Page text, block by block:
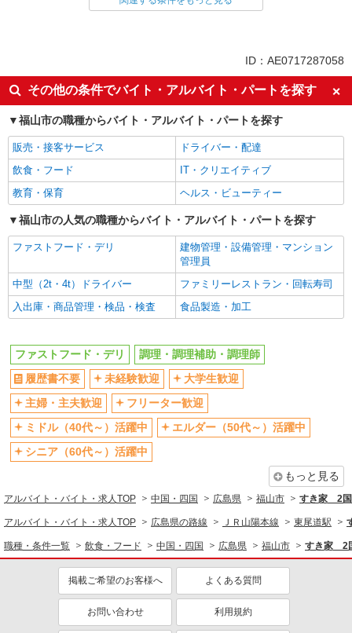
ミドル（40代～）活躍中
週2～3日勤務OK
短時間勤務（1日4h以内）OK
深夜
車通勤OK
扶養内勤務OK
社会保険あり
まかない・食事補助
社員登用あり
ID：AE0717287058
その他の条件でバイト・アルバイト・パートを探す
福山市の職種からバイト・アルバイト・パートを探す
販売・接客サービス
ドライバー・配達
飲食・フード
IT・クリエイティブ
教育・保育
ヘルス・ビューティー
福山市の人気の職種からバイト・アルバイト・パートを探す
ファストフード・デリ
建物管理・設備管理・マンション
管理員
中型（2t・4t）ドライバー
ファミリーレストラン・回転寿司
入出庫・商品管理・検品・検査
食品製造・加工
ファストフード・デリ
調理・調理補助・調理師
履歴書不要
未経験歓迎
大学生歓迎
主婦・主夫歓迎
フリーター歓迎
ミドル（40代～）活躍中
エルダー（50代～）活躍中
シニア（60代～）活躍中
もっと見る
アルバイト・バイト・求人TOP 中国・四国 広島県 福山市 すき家 2国
アルバイト・バイト・求人TOP 広島県の路線 ＪＲ山陽本線 東尾道駅
職種・条件一覧 飲食・フード 中国・四国 広島県 福山市 すき家 2
掲載ご希望のお客様へ よくある質問
お問い合わせ 利用規約